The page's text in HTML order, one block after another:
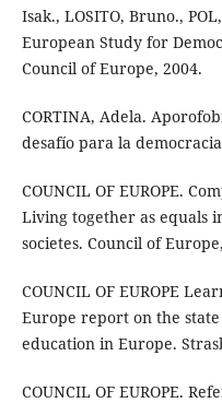
Isak., LOSITO, Bruno.,
European Study for
Council of Europe, 2004.
CORTINA, Adela.
desafío para la
COUNCIL OF EUROPE.
Living together as equals
societes. Council of
COUNCIL OF EUROPE
Europe report on the
education in Europe.
COUNCIL OF EUROPE.